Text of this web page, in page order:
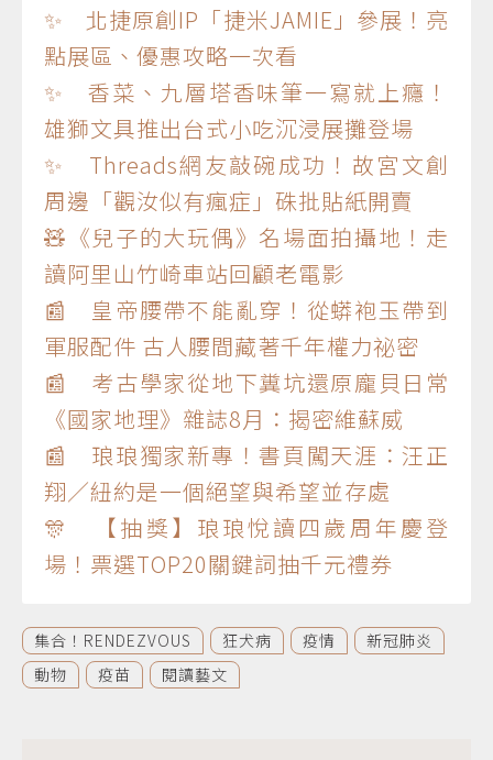
✨ 北捷原創IP「捷米JAMIE」參展！亮
點展區、優惠攻略一次看
✨ 香菜、九層塔香味筆一寫就上癮！
雄獅文具推出台式小吃沉浸展攤登場
✨ Threads網友敲碗成功！故宮文創
周邊「觀汝似有瘋症」硃批貼紙開賣
🧸《兒子的大玩偶》名場面拍攝地！走
讀阿里山竹崎車站回顧老電影
📰 皇帝腰帶不能亂穿！從蟒袍玉帶到
軍服配件 古人腰間藏著千年權力祕密
📰 考古學家從地下糞坑還原龐貝日常
《國家地理》雜誌8月：揭密維蘇威
📰 琅琅獨家新專！書頁闖天涯：汪正
翔／紐約是一個絕望與希望並存處
🎊 【抽獎】琅琅悅讀四歲周年慶登
場！票選TOP20關鍵詞抽千元禮券
集合！RENDEZVOUS 狂犬病 疫情
新冠肺炎
動物
疫苗 閱讀藝文